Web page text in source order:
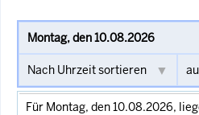
Für Montag, den 10.08.2026,